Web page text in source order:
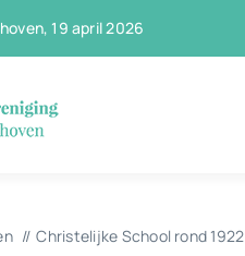
19 april 2026
Christelijke School rond 1922